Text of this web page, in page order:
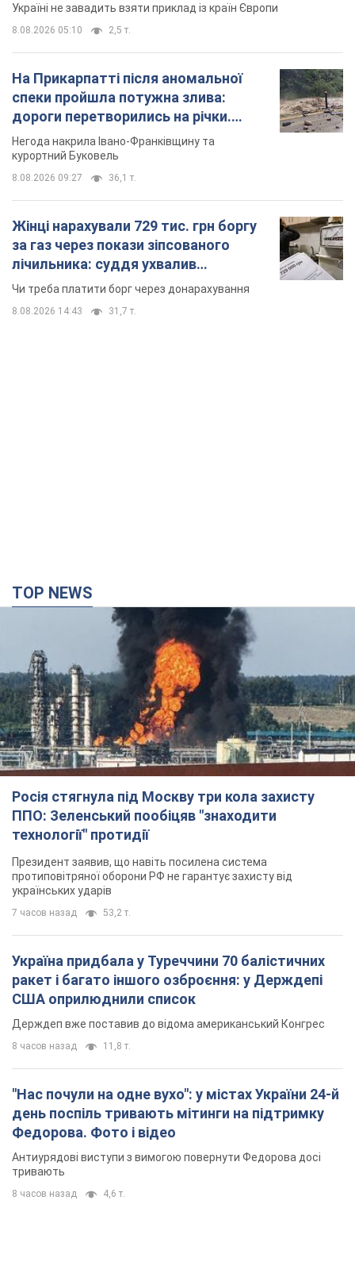
Україні не завадить взяти приклад із країн Європи
8.08.2026 05:10 2,5 т.
На Прикарпатті після аномальної
спеки пройшла потужна злива:
дороги перетворились на річки.
Відео
Негода накрила Івано-Франківщину та
курортний Буковель
8.08.2026 09:27 36,1 т.
Жінці нарахували 729 тис. грн боргу
за газ через покази зіпсованого
лічильника: суддя ухвалив
неочікуване рішення
Чи треба платити борг через донарахування
8.08.2026 14:43 31,7 т.
TOP NEWS
Росія стягнула під Москву три кола захисту
ППО: Зеленський пообіцяв "знаходити
технології" протидії
Президент заявив, що навіть посилена система
протиповітряної оборони РФ не гарантує захисту від
українських ударів
7 часов назад 53,2 т.
Україна придбала у Туреччини 70 балістичних
ракет і багато іншого озброєння: у Держдепі
США оприлюднили список
Держдеп вже поставив до відома американський Конгрес
8 часов назад 11,8 т.
"Нас почули на одне вухо": у містах України 24-й
день поспіль тривають мітинги на підтримку
Федорова. Фото і відео
Антиурядові виступи з вимогою повернути Федорова досі
тривають
8 часов назад 4,6 т.